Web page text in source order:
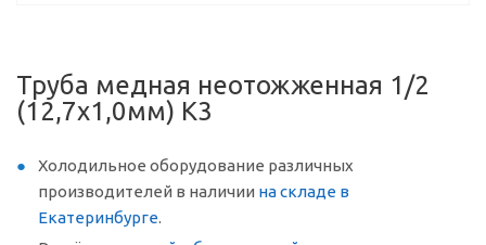
Труба медная неотожженная 1/2
(12,7x1,0мм) K3
Холодильное оборудование различных
производителей в наличии на складе в
Екатеринбурге.